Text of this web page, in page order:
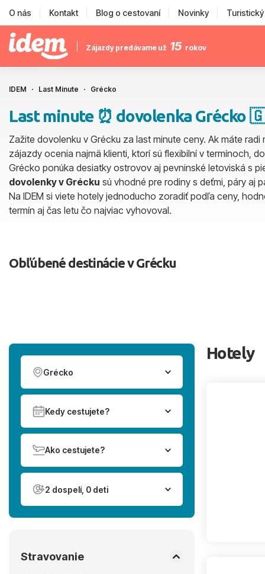
O nás Kontakt Blog o cestovaní Novinky
Zájazdy predávame už 15 rokov
IDEM Last Minute Grécko
Last minute ⏰ dovolenka Grécko
Zažite dovolenku v Grécku za last minute ceny. Ak máte
zájazdy ocenia najmä klienti, ktorí sú flexibilní v termínoch,
Grécko ponúka desiatky ostrovov aj pevninské letoviská s
dovolenky v Grécku sú vhodné pre rodiny s deťmi, páry aj
Na IDEM si viete hotely jednoducho zoradiť podľa ceny,
termín aj čas letu čo najviac vyhovoval.
Obľúbené destinácie v Grécku
Grécko
Kedy cestujete?
Ako cestujete?
2 dospelí, 0 deti
Stravovanie
Hotely